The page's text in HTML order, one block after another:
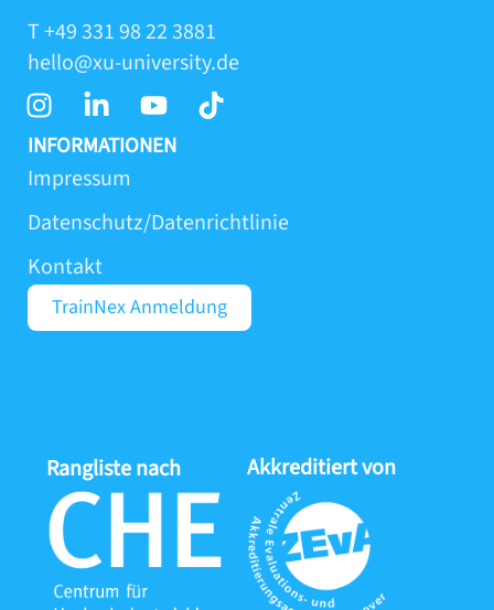
T +49 331 98 22 3881
hello@xu-university.de
I
n
s
t
g
r
a
m
L
i
n
k
d
i
n
-
i
Y
o
u
b
T
i
k
INFORMATIONEN
Impressum
Datenschutz/Datenrichtlinie
Kontakt
TrainNex Anmeldung
Rangliste nach Akkreditiert von